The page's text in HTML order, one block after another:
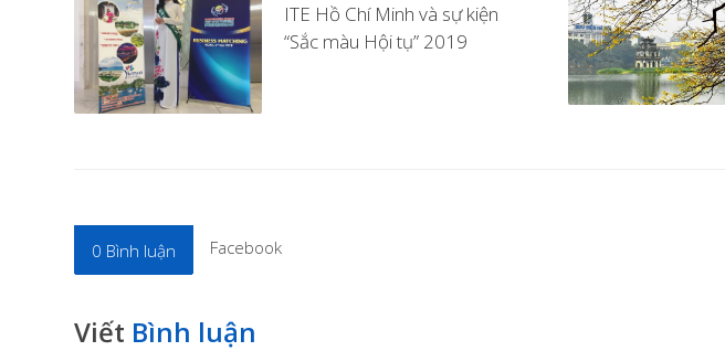
ITE Hồ Chí Minh và sự kiện
“Sắc màu Hội tụ” 2019
0 Bình luận Facebook
Viết Bình luận